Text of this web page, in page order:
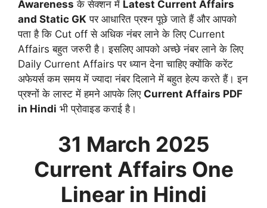
Awareness के सेक्शन में Latest Current Affairs
and Static GK पर आधारित प्रश्न पूछे जाते हैं और आपको
पता है कि Cut off से अधिक नंबर लाने के लिए Current
Affairs बहुत जरुरी है। इसलिए आपको अच्छे नंबर लाने के लिए
Daily Current Affairs पर ध्यान देना चाहिए क्योंकि करेंट
अफेयर्स कम समय में ज्यादा नंबर दिलाने में बहुत हेल्प करते हैं। इन
प्रश्नों के लास्ट में हमने आपके लिए Current Affairs PDF
in Hindi भी प्रोवाइड कराई है।
31 March 2025
Current Affairs One
Linear in Hindi